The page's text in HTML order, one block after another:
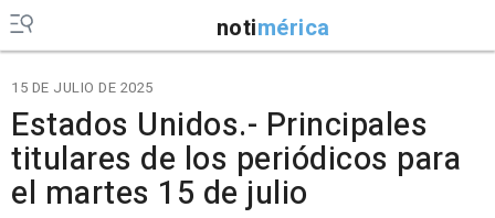
notimérica
15 DE JULIO DE 2025
Estados Unidos.- Principales
titulares de los periódicos para
el martes 15 de julio